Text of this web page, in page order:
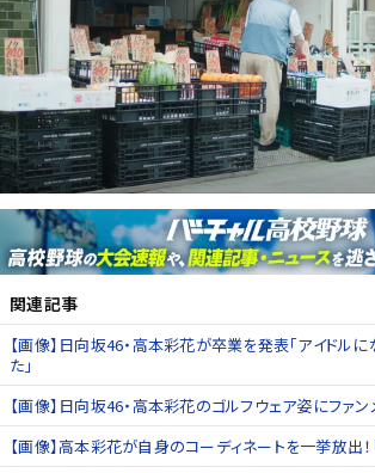
関連記事
【画像】日向坂46・高本彩花が卒業を発表「アイドル
た」
【画像】日向坂46・高本彩花のゴルフウェア姿にファ
【画像】高本彩花が自身のコーディネートを一挙放出！